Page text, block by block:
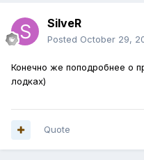
SilveR
Posted October 29,
Конечно же поподробнее о
лодках)
Quote